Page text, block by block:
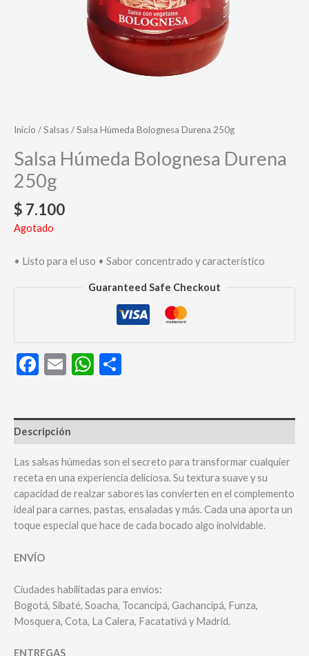
Inicio /Salsas/ Salsa Húmeda Bolognesa Durena 250g
Salsa Húmeda Bolognesa Durena
250g
$ 7.100
Agotado
• Listo para el uso • Sabor concentrado y característico
Guaranteed Safe Checkout
Facebook
EmailWhatsApp
Descripción
Las salsas húmedas son el secreto para transformar cualquier
receta en una experiencia deliciosa. Su textura suave y su
capacidad de realzar sabores las convierten en el complemento
ideal para carnes, pastas, ensaladas y más. Cada una aporta un
toque especial que hace de cada bocado algo inolvidable.
ENVÍO
Ciudades habilitadas para envíos:
Bogotá, Sibaté, Soacha, Tocancipá, Gachancipá, Funza,
Mosquera, Cota, La Calera, Facatativá y Madrid.
ENTREGAS